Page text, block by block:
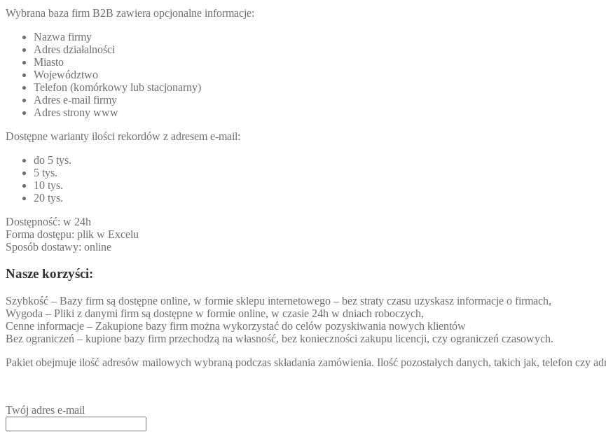
Wybrana baza firm B2B zawiera opcjonalne informacje:
Nazwa firmy
Adres działalności
Miasto
Województwo
Telefon (komórkowy lub stacjonarny)
Adres e-mail firmy
Adres strony www
Dostępne warianty ilości rekordów z adresem e-mail:
do 5 tys.
5 tys.
10 tys.
20 tys.
Dostępność: w 24h
Forma dostępu: plik w Excelu
Sposób dostawy: online
Nasze korzyści:
Szybkość – Bazy firm są dostępne online, w formie sklepu internetowego – bez straty czasu uzyskasz informacje o firmach,
Wygoda – Pliki z danymi firm są dostępne w formie online, w czasie 24h w dniach roboczych,
Cenne informacje – Zakupione bazy firm można wykorzystać do celów pozyskiwania nowych klientów
Bez ograniczeń – kupione bazy firm przechodzą na własność, bez konieczności zakupu licencji, czy ograniczeń czasowych.
Pakiet obejmuje ilość adresów mailowych wybraną podczas składania zamówienia. Ilość pozostałych danych, takich jak, telefon czy
Twój adres e-mail